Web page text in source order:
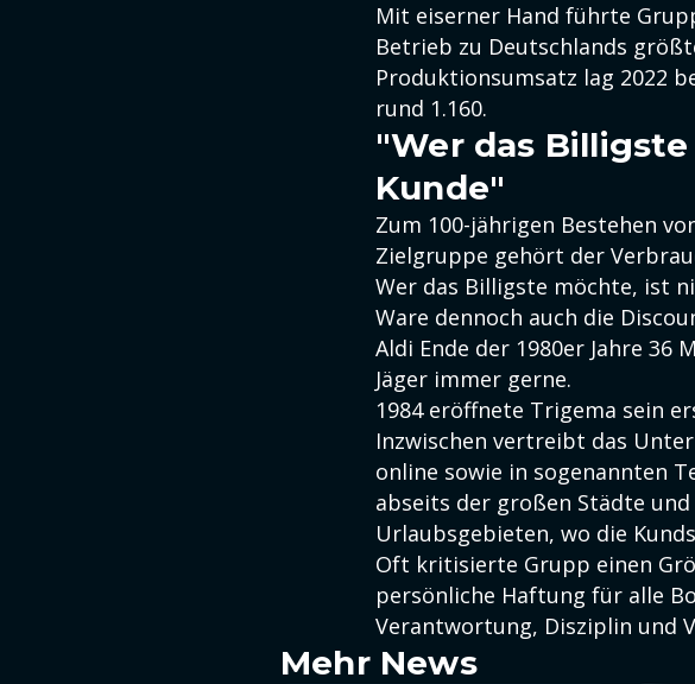
Mit eiserner Hand führte
Betrieb zu Deutschlands
Produktionsumsatz lag 2022
rund 1.160.
"Wer das
Kunde"
Zum 100-jährigen Bestehen
Zielgruppe gehört der
Wer das Billigste möchte, ist
Ware dennoch auch die
Aldi Ende der 1980er Jahre
Jäger immer gerne.
1984 eröffnete Trigema sein
Inzwischen vertreibt das
online sowie in sogenannten
abseits der großen Städte
Urlaubsgebieten, wo die
Oft kritisierte Grupp einen
persönliche Haftung für alle
Verantwortung, Disziplin und
Mehr News